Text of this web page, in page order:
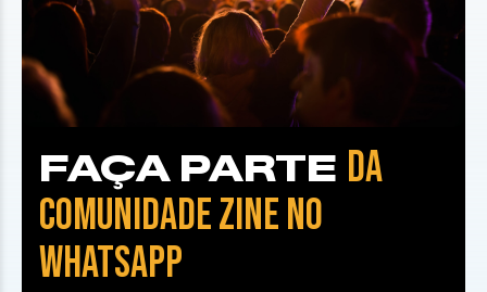
FAÇA PARTE DA
COMUNIDADE ZINE NO
WHATSAPP